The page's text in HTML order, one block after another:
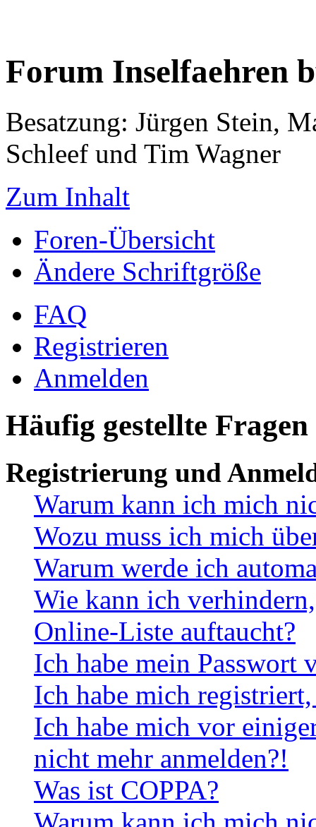
Forum Inselfaehren
Besatzung: Jürgen Stein,
Schleef und Tim Wagner
Zum Inhalt
Foren-Übersicht
Ändere Schriftgröße
FAQ
Registrieren
Anmelden
Häufig gestellte Fragen
Registrierung und
Warum kann ich mich
Wozu muss ich mich
Warum werde ich
Wie kann ich
Online-Liste auftaucht?
Ich habe mein Passwort
Ich habe mich
Ich habe mich vor
nicht mehr anmelden?!
Was ist COPPA?